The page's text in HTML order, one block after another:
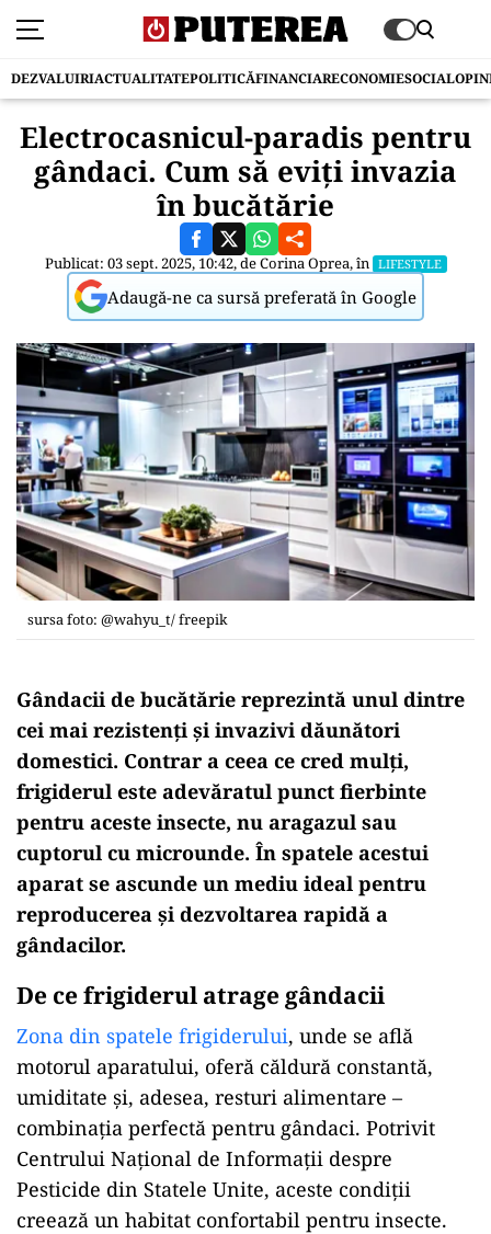
DEZVALUIRIACTUALITATEPOLITICĂFINANCIARECONOMIESOCIAL
Electrocasnicul-paradis pentru
gândaci. Cum să eviți invazia
în bucătărie
Publicat: 03 sept. 2025, 10:42, deCorina Oprea, în LIFESTYLE
Adaugă-ne ca sursă preferată în Google
sursa foto: @wahyu_t/ freepik
Gândacii de bucătărie reprezintă unul dintre
cei mai rezistenți și invazivi dăunători
domestici. Contrar a ceea ce cred mulți,
frigiderul este adevăratul punct fierbinte
pentru aceste insecte, nu aragazul sau
cuptorul cu microunde. În spatele acestui
aparat se ascunde un mediu ideal pentru
reproducerea și dezvoltarea rapidă a
gândacilor.
De ce frigiderul atrage gândacii
Zona din spatele frigiderului, unde se află
motorul aparatului, oferă căldură constantă,
umiditate și, adesea, resturi alimentare –
combinația perfectă pentru gândaci. Potrivit
Centrului Național de Informații despre
Pesticide din Statele Unite, aceste condiții
creează un habitat confortabil pentru insecte.